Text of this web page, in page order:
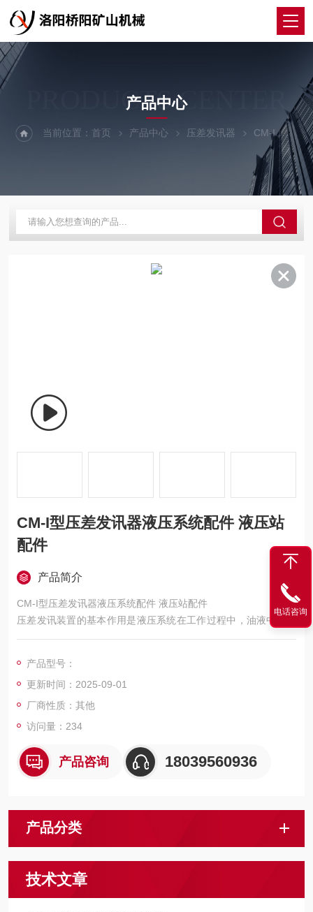
PRODUCTS CENTER
产品中心
当前位置：首页 产品中心 压差发讯器 CM-I
CM-I型压差发讯器液压系统配件 液压站
配件
产品简介
CM-I型压差发讯器液压系统配件 液压站配件
压差发讯装置的基本作用是液压系统在工作过程中，油液中的杂
质微粒被滤油器中滤芯所阻档，从而滤芯逐渐堵塞，产生进出油
通电源或弹出目示标志物，显示发讯讯号，提示操作人员及时清
洗或更换滤芯，确保液压系统正常运行。
产品型号：
更新时间：2025-09-01
厂商性质：其他
访问量：234
产品咨询 18039560936
产品分类
技术文章
电话咨询